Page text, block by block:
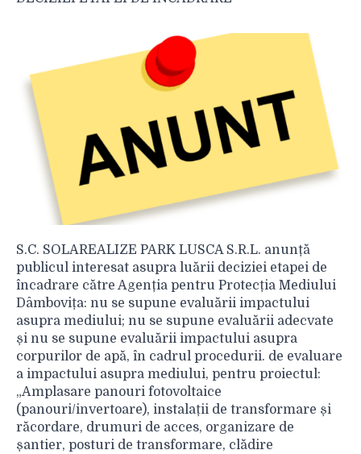
S.C. SOLAREALIZE PARK LUSCA S.R.L. anunță
publicul interesat asupra luării deciziei etapei de
încadrare către Agenția pentru Protecția Mediului
Dâmbovița: nu se supune evaluării impactului
asupra mediului; nu se supune evaluării adecvate
și nu se supune evaluării impactului asupra
corpurilor de apă, în cadrul procedurii. de evaluare
a impactului asupra mediului, pentru proiectul:
„Amplasare panouri fotovoltaice
(panouri/invertoare), instalații de transformare și
răcordare, drumuri de acces, organizare de
șantier, posturi de transformare, clădire